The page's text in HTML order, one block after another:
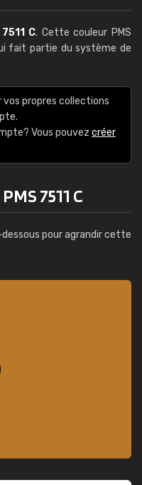
7511 C. Cette couleur PMS
fait partie du système de
vos propres collections
Vous pouvez créer
7511 C
pour agrandir cette